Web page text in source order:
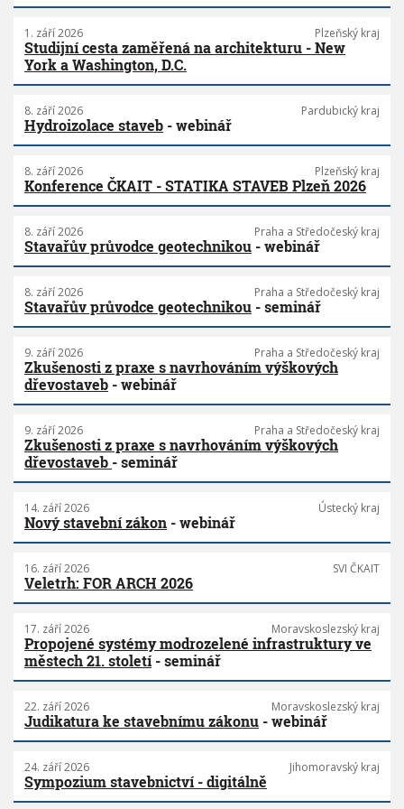
1. září 2026 Plzeňský kraj
Studijní cesta zaměřená na architekturu - New
York a Washington, D.C.
8. září 2026 Pardubický kraj
Hydroizolace staveb - webinář
8. září 2026 Plzeňský kraj
Konference ČKAIT - STATIKA STAVEB Plzeň 2026
8. září 2026 Praha a Středočeský kraj
Stavařův průvodce geotechnikou - webinář
8. září 2026 Praha a Středočeský kraj
Stavařův průvodce geotechnikou - seminář
9. září 2026 Praha a Středočeský kraj
Zkušenosti z praxe s navrhováním výškových
dřevostaveb - webinář
9. září 2026 Praha a Středočeský kraj
Zkušenosti z praxe s navrhováním výškových
dřevostaveb - seminář
14. září 2026 Ústecký kraj
Nový stavební zákon - webinář
16. září 2026 SVI ČKAIT
Veletrh: FOR ARCH 2026
17. září 2026 Moravskoslezský kraj
Propojené systémy modrozelené infrastruktury ve
městech 21. století- seminář
22. září 2026 Moravskoslezský kraj
Judikatura ke stavebnímu zákonu - webinář
24. září 2026 Jihomoravský kraj
Sympozium stavebnictví - digitálně